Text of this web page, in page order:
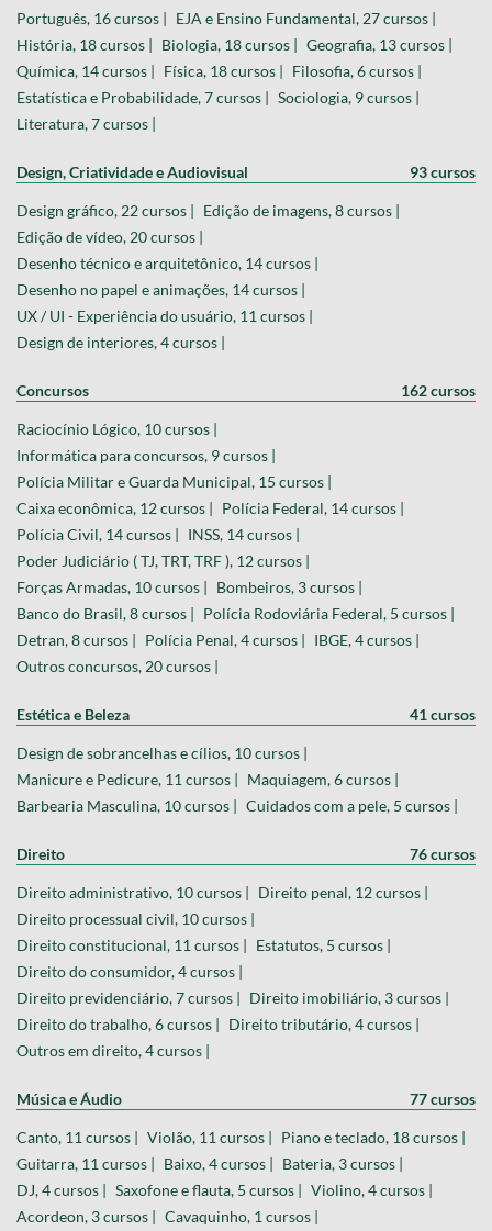
Português, 16 cursos | EJA e Ensino Fundamental, 27 cursos |
História, 18 cursos | Biologia, 18 cursos | Geografia, 13 cursos |
Química, 14 cursos | Física, 18 cursos | Filosofia, 6 cursos |
Estatística e Probabilidade, 7 cursos | Sociologia, 9 cursos |
Literatura, 7 cursos |
Design, Criatividade e Audiovisual 93 cursos
Design gráfico, 22 cursos | Edição de imagens, 8 cursos |
Edição de vídeo, 20 cursos |
Desenho técnico e arquitetônico, 14 cursos |
Desenho no papel e animações, 14 cursos |
UX / UI - Experiência do usuário, 11 cursos |
Design de interiores, 4 cursos |
Concursos 162 cursos
Raciocínio Lógico, 10 cursos |
Informática para concursos, 9 cursos |
Polícia Militar e Guarda Municipal, 15 cursos |
Caixa econômica, 12 cursos | Polícia Federal, 14 cursos |
Polícia Civil, 14 cursos | INSS, 14 cursos |
Poder Judiciário ( TJ, TRT, TRF ), 12 cursos |
Forças Armadas, 10 cursos | Bombeiros, 3 cursos |
Banco do Brasil, 8 cursos | Polícia Rodoviária Federal, 5 cursos |
Detran, 8 cursos | Polícia Penal, 4 cursos | IBGE, 4 cursos |
Outros concursos, 20 cursos |
Estética e Beleza 41 cursos
Design de sobrancelhas e cílios, 10 cursos |
Manicure e Pedicure, 11 cursos | Maquiagem, 6 cursos |
Barbearia Masculina, 10 cursos | Cuidados com a pele, 5 cursos |
Direito 76 cursos
Direito administrativo, 10 cursos | Direito penal, 12 cursos |
Direito processual civil, 10 cursos |
Direito constitucional, 11 cursos | Estatutos, 5 cursos |
Direito do consumidor, 4 cursos |
Direito previdenciário, 7 cursos | Direito imobiliário, 3 cursos |
Direito do trabalho, 6 cursos | Direito tributário, 4 cursos |
Outros em direito, 4 cursos |
Música e Áudio 77 cursos
Canto, 11 cursos | Violão, 11 cursos | Piano e teclado, 18 cursos |
Guitarra, 11 cursos | Baixo, 4 cursos | Bateria, 3 cursos |
DJ, 4 cursos | Saxofone e flauta, 5 cursos | Violino, 4 cursos |
Acordeon, 3 cursos | Cavaquinho, 1 cursos |